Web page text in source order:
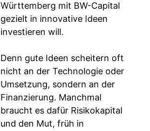
Württemberg mit BW-Capital
gezielt in innovative Ideen
investieren will.
Denn gute Ideen scheitern oft
nicht an der Technologie oder
Umsetzung, sondern an der
Finanzierung. Manchmal
braucht es dafür Risikokapital
und den Mut, früh in